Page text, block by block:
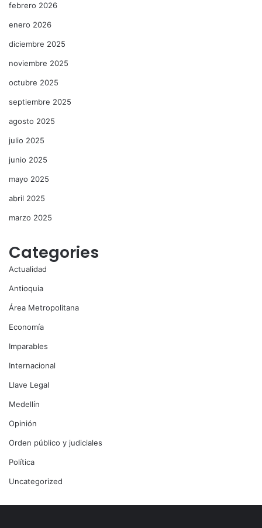
febrero 2026
enero 2026
diciembre 2025
noviembre 2025
octubre 2025
septiembre 2025
agosto 2025
julio 2025
junio 2025
mayo 2025
abril 2025
marzo 2025
Categories
Actualidad
Antioquia
Área Metropolitana
Economía
Imparables
Internacional
Llave Legal
Medellín
Opinión
Orden público y judiciales
Política
Uncategorized